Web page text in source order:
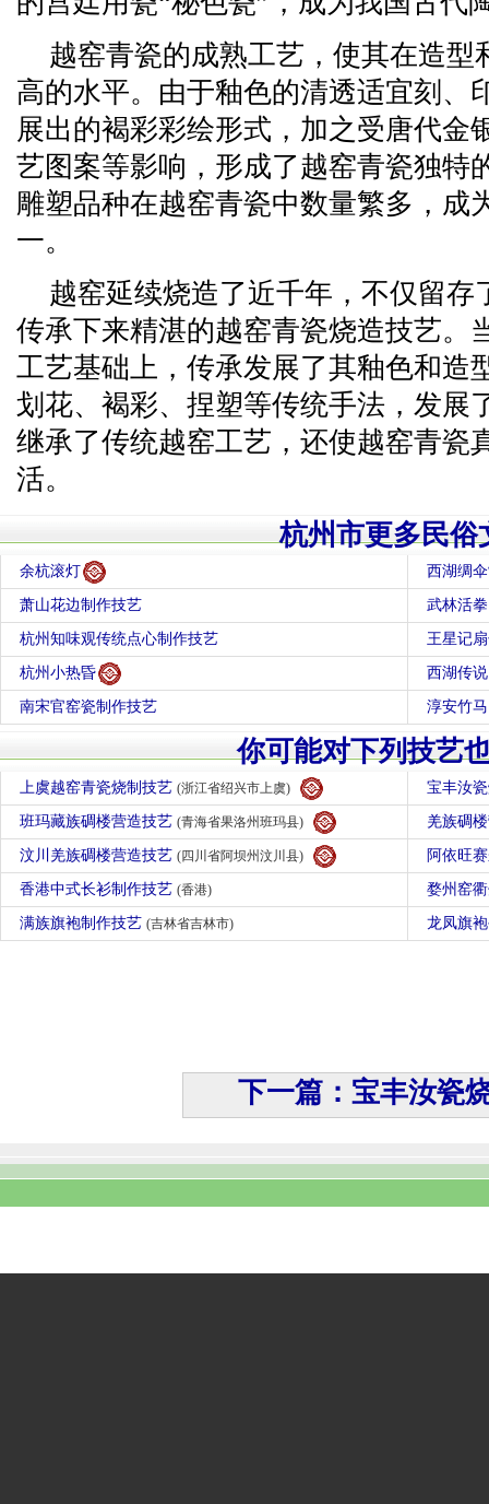
越窑青瓷的成熟工艺，使其在造型
高的水平。由于釉色的清透适宜刻、
展出的褐彩彩绘形式，加之受唐代金
艺图案等影响，形成了越窑青瓷独特
雕塑品种在越窑青瓷中数量繁多，成
一。
越窑延续烧造了近千年，不仅留存
传承下来精湛的越窑青瓷烧造技艺。
工艺基础上，传承发展了其釉色和造
划花、褐彩、捏塑等传统手法，发展
继承了传统越窑工艺，还使越窑青瓷
活。
杭州市更多民俗
余杭滚灯 西湖绸
萧山花边制作技艺 武林活拳
杭州知味观传统点心制作技艺 王星记
杭州小热昏 西湖传说
南宋官窑瓷制作技艺 淳安竹马
你可能对下列技艺
上虞越窑青瓷烧制技艺 (浙江省绍兴市上虞) 宝丰汝
班玛藏族碉楼营造技艺 (青海省果洛州班玛县) 羌族碉
汶川羌族碉楼营造技艺 (四川省阿坝州汶川县) 阿依旺
香港中式长衫制作技艺 (香港) 婺州窑
满族旗袍制作技艺 (吉林省吉林市) 龙凤旗
下一篇：宝丰汝瓷